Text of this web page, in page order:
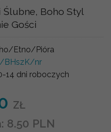
Boho Styl
Gości
Etno/Pióra
BHszK/nr
14 dni roboczych
ZŁ
8.50 PLN